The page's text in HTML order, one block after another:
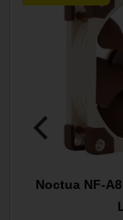
Noctua NF-